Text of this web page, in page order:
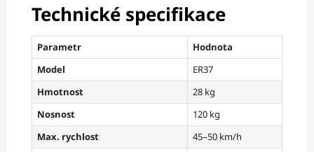
Technické specifikace
Parametr
Hodnota
Model
ER37
Hmotnost
28 kg
Nosnost
120 kg
Max. rychlost
45–50 km/h